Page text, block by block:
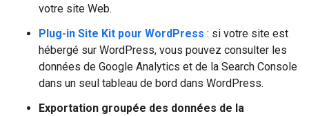
votre site Web.
Plug-in Site Kit pour WordPress : si votre site est
hébergé sur WordPress, vous pouvez consulter les
données de Google Analytics et de la Search Console
dans un seul tableau de bord dans WordPress.
Exportation groupée des données de la